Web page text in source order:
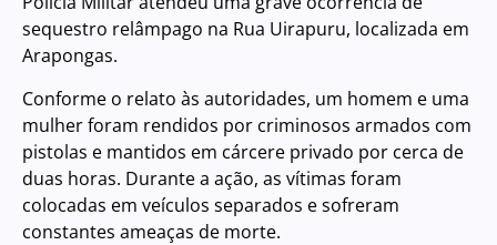
sequestro relâmpago na Rua Uirapuru, localizada em
Arapongas.
Conforme o relato às autoridades, um homem e uma
mulher foram rendidos por criminosos armados com
pistolas e mantidos em cárcere privado por cerca de
duas horas. Durante a ação, as vítimas foram
colocadas em veículos separados e sofreram
constantes ameaças de morte.